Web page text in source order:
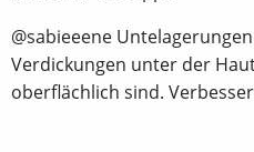
@sabieeene
Verdickungen unter der
oberflächlich sind.